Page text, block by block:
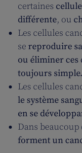
certaines
différente, ou
Les cellules
se reproduire
ou éliminer ces
toujours simple.
Les cellules
le système
en se
Dans beaucoup
forment un